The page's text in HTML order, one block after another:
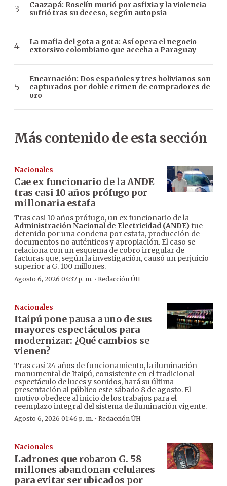
Caazapá: Roselín murió por asfixia y la violencia
sufrió tras su deceso, según autopsia
La mafia del gota a gota: Así opera el negocio
extorsivo colombiano que acecha a Paraguay
Encarnación: Dos españoles y tres bolivianos son
capturados por doble crimen de compradores de
oro
Más contenido de esta sección
Nacionales
Cae ex funcionario de la ANDE
tras casi 10 años prófugo por
millonaria estafa
Tras casi 10 años prófugo, un ex funcionario de la
Administración Nacional de Electricidad (ANDE)fue
detenido por una condena por estafa, producción de
documentos no auténticos y apropiación. El caso se
relaciona con un esquema de cobro irregular de
facturas que, según la investigación, causó un perjuicio
superior a G. 100 millones.
Agosto 6, 2026 04:37 p. m. · Redacción ÚH
Nacionales
Itaipú pone pausa a uno de sus
mayores espectáculos para
modernizar: ¿Qué cambios se
vienen?
Tras casi 24 años de funcionamiento, la iluminación
monumental de Itaipú, consistente en el tradicional
espectáculo de luces y sonidos, hará su última
presentación al público este sábado 8 de agosto. El
motivo obedece al inicio de los trabajos para el
reemplazo integral del sistema de iluminación vigente.
Agosto 6, 2026 01:46 p. m. · Redacción ÚH
Nacionales
Ladrones que robaron G. 58
millones abandonan celulares
para evitar ser ubicados por